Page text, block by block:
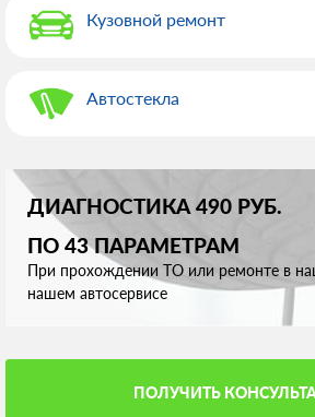
Кузовной ремонт
Автостекла
ДИАГНОСТИКА 490 РУБ.
ПО 43 ПАРАМЕТРАМ
При прохождении ТО или ремонте в
нашем автосервисе
ПОЛУЧИТЬ